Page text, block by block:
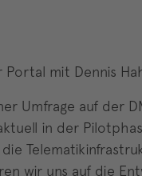
mit Dennis
Umfrage auf der
in der
wir uns auf die